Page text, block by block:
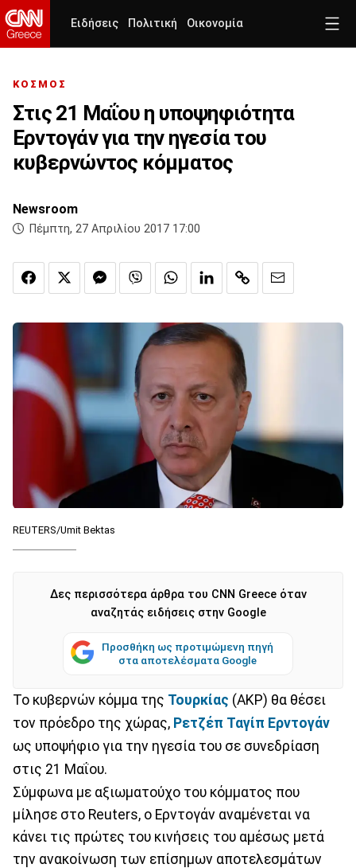
Ειδήσεις Πολιτική Οικονομία
ΚΟΣΜΟΣ
Στις 21 Μαΐου η υποψηφιότητα
Ερντογάν για την ηγεσία του
κυβερνώντος κόμματος
Newsroom
Πέμπτη, 27 Απριλίου 2017 17:00
REUTERS/Umit Bektas
Δες περισσότερα άρθρα του CNN Greece όταν
αναζητάς ειδήσεις στην Google
Προσθήκη ως προτιμώμενη πηγή
στα αποτελέσματα Google
Το κυβερνών κόμμα της Τουρκίας (AKP) θα θέσει
τον πρόεδρο της χώρας, Ρετζέπ Ταγίπ Ερντογάν
ως υποψήφιο για την ηγεσία του σε συνεδρίαση
στις 21 Μαΐου.
Σύμφωνα με αξιωματούχο του κόμματος που
μίλησε στο Reuters, ο Ερντογάν αναμένεται να
κάνει τις πρώτες του κινήσεις του αμέσως μετά
την ανακοίνωση των επίσημων αποτελεσμάτων